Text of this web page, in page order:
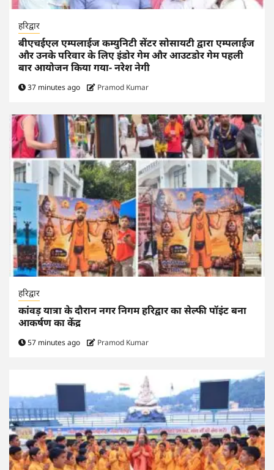
हरिद्वार
बीएचईएल एम्पलाईज कम्युनिटी सेंटर सोसायटी द्वारा एम्पलाईज
और उनके परिवार के लिए इंडोर गेम और आउटडोर गेम पहली
बार आयोजन किया गया- नरेश नेगी
37 minutes ago Pramod Kumar
हरिद्वार
कांवड़ यात्रा के दौरान नगर निगम हरिद्वार का सेल्फी पॉइंट बना
आकर्षण का केंद्र
57 minutes ago Pramod Kumar